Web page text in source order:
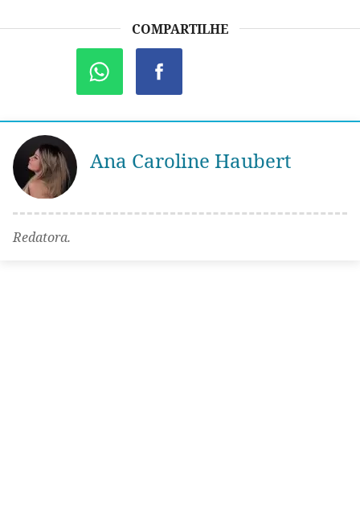
COMPARTILHE
Ana Caroline Haubert
Redatora.